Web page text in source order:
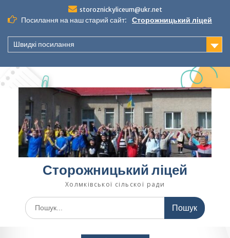
до
вмісту
storoznickyliceum@ukr.net
Посилання на наш старий сайт: Сторожницький ліцей
Швидкі посилання
Сторожницький ліцей
Холмківської сільскої ради
Шукати: